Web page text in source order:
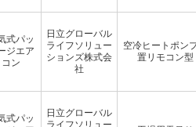
式パッ
ジエア
コン
日立グローバル
ライフソリュー
ションズ株式会
社
空冷ヒートポン
置リモコン型
式パッ
日立グローバル
ライフソリュー